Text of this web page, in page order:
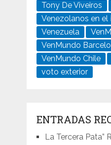
Tony De Viveiros
Venezolanos en el
Venezuela
VenMundo
VenMundo Chile
voto exterior
ENTRADAS
La Tercera Pata”